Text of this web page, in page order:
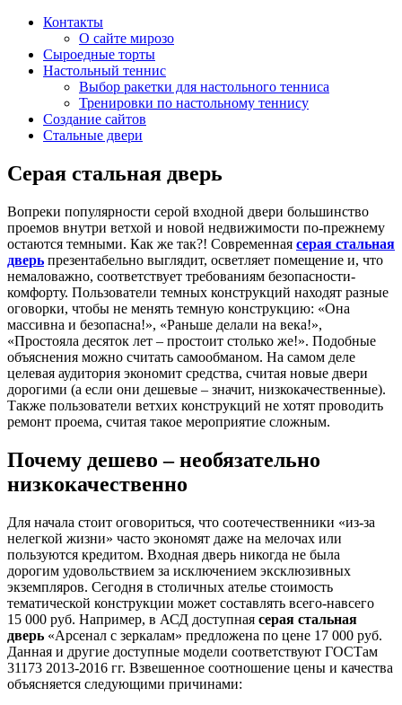
Контакты
О сайте мирозо
Сыроедные торты
Настольный теннис
Выбор ракетки для настольного тенниса
Тренировки по настольному теннису
Создание сайтов
Стальные двери
Серая стальная дверь
Вопреки популярности серой входной двери большинство
проемов внутри ветхой и новой недвижимости по-прежнему
остаются темными. Как же так?! Современная серая стальная
дверь презентабельно выглядит, осветляет помещение и, что
немаловажно, соответствует требованиям безопасности-
комфорту. Пользователи темных конструкций находят разные
оговорки, чтобы не менять темную конструкцию: «Она
массивна и безопасна!», «Раньше делали на века!»,
«Простояла десяток лет – простоит столько же!». Подобные
объяснения можно считать самообманом. На самом деле
целевая аудитория экономит средства, считая новые двери
дорогими (а если они дешевые – значит, низкокачественные).
Также пользователи ветхих конструкций не хотят проводить
ремонт проема, считая такое мероприятие сложным.
Почему дешево – необязательно
низкокачественно
Для начала стоит оговориться, что соотечественники «из-за
нелегкой жизни» часто экономят даже на мелочах или
пользуются кредитом. Входная дверь никогда не была
дорогим удовольствием за исключением эксклюзивных
экземпляров. Сегодня в столичных ателье стоимость
тематической конструкции может составлять всего-навсего
15 000 руб. Например, в АСД доступная серая стальная
дверь «Арсенал с зеркалам» предложена по цене 17 000 руб.
Данная и другие доступные модели соответствуют ГОСТам
31173 2013-2016 гг. Взвешенное соотношение цены и качества
объясняется следующими причинами: